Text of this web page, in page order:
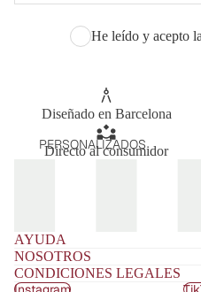
VEST
OS
CHA
EYS
PIJA
ALIZ
BOL
BAN
SOS
DE
HOM
r
s
o
d
PERSONALIZADOS
He leído y acepto la
Diseñado en Barcelona
Directo al consumidor
AYUDA
NOSOTROS
CONDICIONES LEGALES